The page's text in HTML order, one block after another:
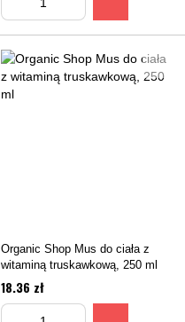
Organic Shop Mus do ciała z
witaminą truskawkową, 250 ml
18.36 zł